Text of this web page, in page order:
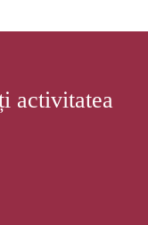
activitatea